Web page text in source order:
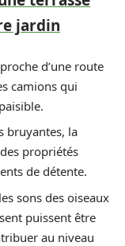
jardin
d’une route
camions qui
bruyantes, la
propriétés
de détente.
sons des oiseaux
puissent être
au niveau